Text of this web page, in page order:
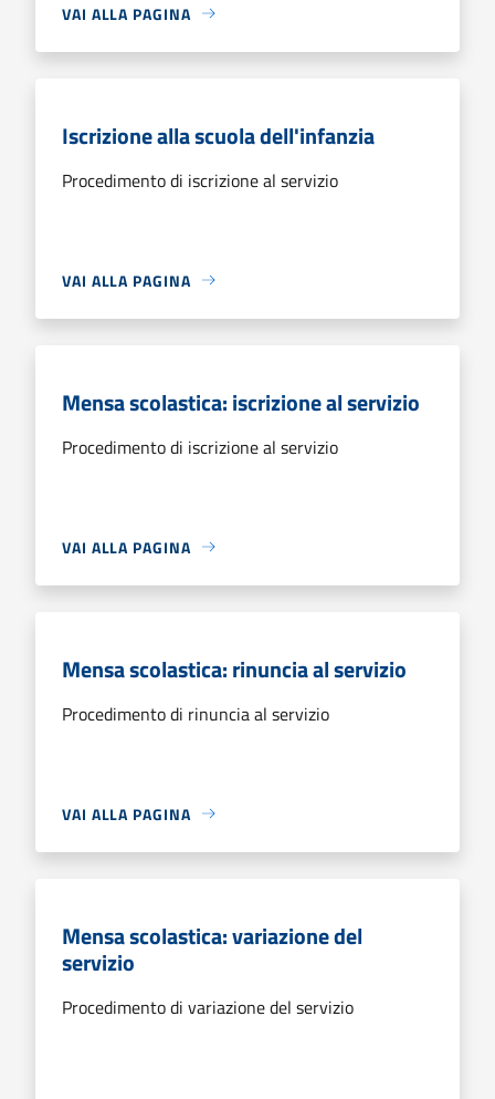
VAI ALLA PAGINA
Iscrizione alla scuola dell'infanzia
Procedimento di iscrizione al servizio
VAI ALLA PAGINA
Mensa scolastica: iscrizione al servizio
Procedimento di iscrizione al servizio
VAI ALLA PAGINA
Mensa scolastica: rinuncia al servizio
Procedimento di rinuncia al servizio
VAI ALLA PAGINA
Mensa scolastica: variazione del
servizio
Procedimento di variazione del servizio